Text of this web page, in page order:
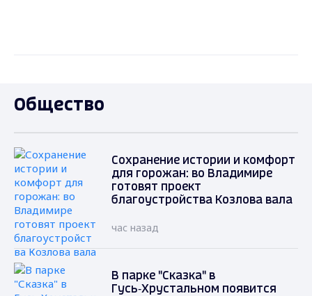
Общество
Сохранение истории и комфорт
для горожан: во Владимире
готовят проект
благоустройства Козлова вала
час назад
В парке "Сказка" в
Гусь‑Хрустальном появится